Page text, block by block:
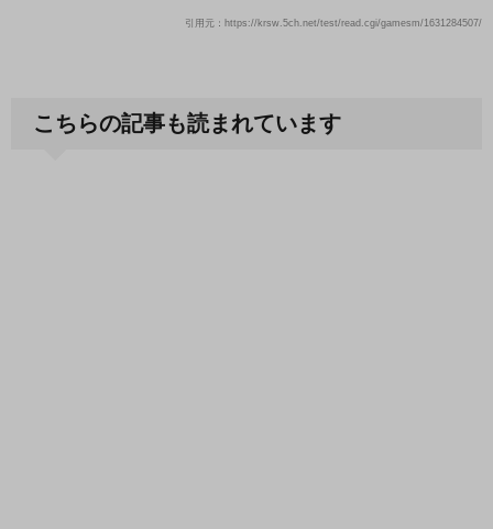
引用元：https://krsw.5ch.net/test/read.cgi/gamesm/1631284507/
こちらの記事も読まれています